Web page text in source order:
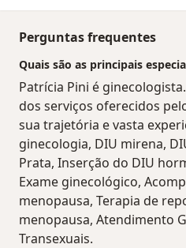
Perguntas frequentes
Quais são as principais
Patrícia Pini é
dos serviços oferecidos
sua trajetória e vasta
ginecologia, DIU mirena,
Prata, Inserção do DIU
Exame ginecológico,
menopausa, Terapia de
menopausa, Atendimento
Transexuais.